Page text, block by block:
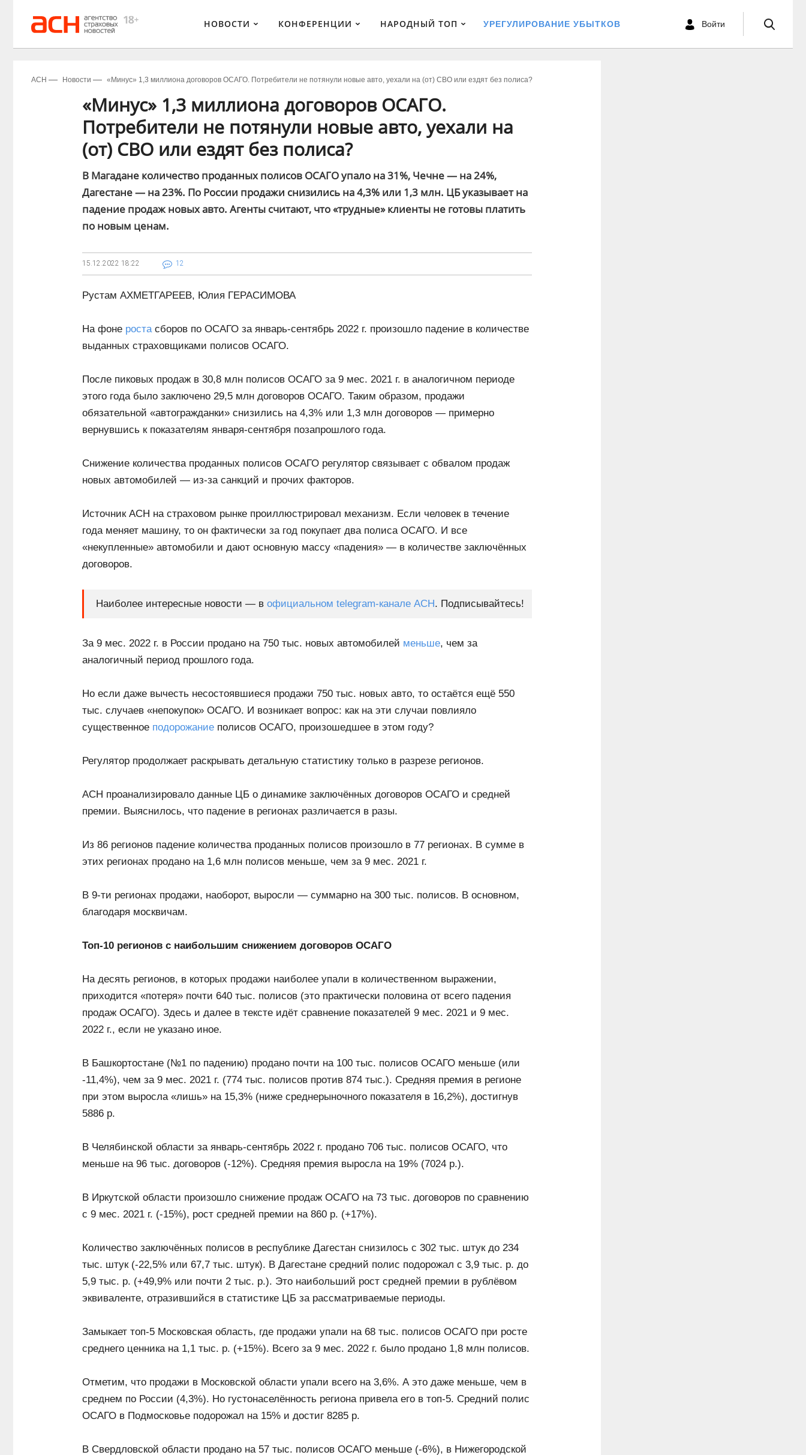
НОВОСТИ КОНФЕРЕНЦИИ НАРОДНЫЙ ТОП УРЕГУЛИРОВАНИЕ УБЫТКОВ Войти
АСН Новости «Минус» 1,3 миллиона договоров ОСАГО. Потребители не потянули новые авто, уехали на (от) СВО или ездят без полиса?
«Минус» 1,3 миллиона договоров ОСАГО.
Потребители не потянули новые авто, уехали на
(от) СВО или ездят без полиса?
В Магадане количество проданных полисов ОСАГО упало на 31%, Чечне — на 24%,
Дагестане — на 23%. По России продажи снизились на 4,3% или 1,3 млн. ЦБ указывает на
падение продаж новых авто. Агенты считают, что «трудные» клиенты не готовы платить
по новым ценам.
15.12.2022 18:22 12
Рустам АХМЕТГАРЕЕВ, Юлия ГЕРАСИМОВА
На фоне ростасборов по ОСАГО за январь-сентябрь 2022 г. произошло падение в количестве
выданных страховщиками полисов ОСАГО.
После пиковых продаж в 30,8 млн полисов ОСАГО за 9 мес. 2021 г. в аналогичном периоде
этого года было заключено 29,5 млн договоров ОСАГО. Таким образом, продажи
обязательной «автогражданки» снизились на 4,3% или 1,3 млн договоров — примерно
вернувшись к показателям января-сентября позапрошлого года.
Снижение количества проданных полисов ОСАГО регулятор связывает с обвалом продаж
новых автомобилей — из-за санкций и прочих факторов.
Источник АСН на страховом рынке проиллюстрировал механизм. Если человек в течение
года меняет машину, то он фактически за год покупает два полиса ОСАГО. И все
«некупленные» автомобили и дают основную массу «падения» — в количестве заключённых
договоров.
Наиболее интересные новости — в официальном telegram-канале АСН. Подписывайтесь!
За 9 мес. 2022 г. в России продано на 750 тыс. новых автомобилей меньше, чем за
аналогичный период прошлого года.
Но если даже вычесть несостоявшиеся продажи 750 тыс. новых авто, то остаётся ещё 550
тыс. случаев «непокупок» ОСАГО. И возникает вопрос: как на эти случаи повлияло
существенное подорожание полисов ОСАГО, произошедшее в этом году?
Регулятор продолжает раскрывать детальную статистику только в разрезе регионов.
АСН проанализировало данные ЦБ о динамике заключённых договоров ОСАГО и средней
премии. Выяснилось, что падение в регионах различается в разы.
Из 86 регионов падение количества проданных полисов произошло в 77 регионах. В сумме в
этих регионах продано на 1,6 млн полисов меньше, чем за 9 мес. 2021 г.
В 9-ти регионах продажи, наоборот, выросли — суммарно на 300 тыс. полисов. В основном,
благодаря москвичам.
Топ-10 регионов с наибольшим снижением договоров ОСАГО
На десять регионов, в которых продажи наиболее упали в количественном выражении,
приходится «потеря» почти 640 тыс. полисов (это практически половина от всего падения
продаж ОСАГО). Здесь и далее в тексте идёт сравнение показателей 9 мес. 2021 и 9 мес.
2022 г., если не указано иное.
В Башкортостане (№1 по падению) продано почти на 100 тыс. полисов ОСАГО меньше (или
-11,4%), чем за 9 мес. 2021 г. (774 тыс. полисов против 874 тыс.). Средняя премия в регионе
при этом выросла «лишь» на 15,3% (ниже среднерыночного показателя в 16,2%), достигнув
5886 р.
В Челябинской области за январь-сентябрь 2022 г. продано 706 тыс. полисов ОСАГО, что
меньше на 96 тыс. договоров (-12%). Средняя премия выросла на 19% (7024 р.).
В Иркутской области произошло снижение продаж ОСАГО на 73 тыс. договоров по сравнению
с 9 мес. 2021 г. (-15%), рост средней премии на 860 р. (+17%).
Количество заключённых полисов в республике Дагестан снизилось с 302 тыс. штук до 234
тыс. штук (-22,5% или 67,7 тыс. штук). В Дагестане средний полис подорожал с 3,9 тыс. р. до
5,9 тыс. р. (+49,9% или почти 2 тыс. р.). Это наибольший рост средней премии в рублёвом
эквиваленте, отразившийся в статистике ЦБ за рассматриваемые периоды.
Замыкает топ-5 Московская область, где продажи упали на 68 тыс. полисов ОСАГО при росте
среднего ценника на 1,1 тыс. р. (+15%). Всего за 9 мес. 2022 г. было продано 1,8 млн полисов.
Отметим, что продажи в Московской области упали всего на 3,6%. А это даже меньше, чем в
среднем по России (4,3%). Но густонаселённость региона привела его в топ-5. Средний полис
ОСАГО в Подмосковье подорожал на 15% и достиг 8285 р.
В Свердловской области продано на 57 тыс. полисов ОСАГО меньше (-6%), в Нижегородской